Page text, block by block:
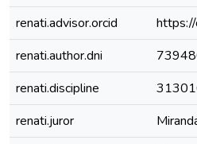
renati.advisor.orcid
renati.author.dni
renati.discipline
renati.juror